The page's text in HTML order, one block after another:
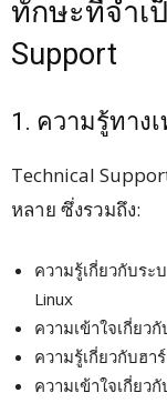
ทักษะที่จำเ
Support
1. ความรู้ทาง
Technical
หลาย ซึ่งรวมถึง:
ความรู้เกี่ยวกับระ
Linux
ความเข้าใจเกี่ยว
ความรู้เกี่ยวกับฮ
ความเข้าใจเกี่ยว